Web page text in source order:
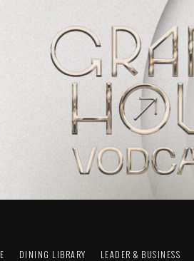
DINING LIBRARY LEADER & BUSINESS